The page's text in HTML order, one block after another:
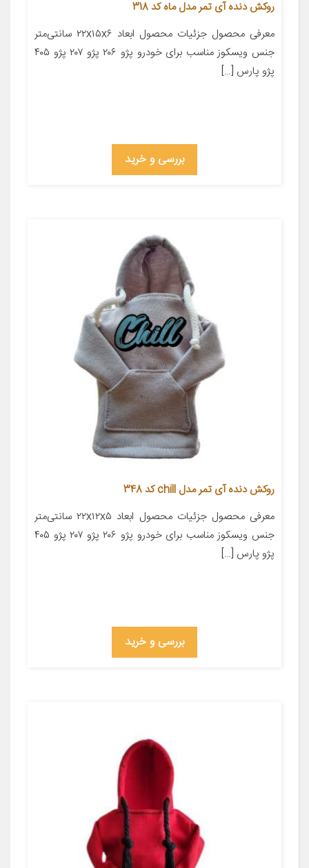
روکش دنده آی تمر مدل ماه کد 318
معرفی محصول جزئیات محصول ابعاد ۲۲x۱۵x۶ سانتی‌متر
جنس ویسکوز مناسب برای خودرو پژو ۲۰۶ پژو ۲۰۷ پژو ۴۰۵
پژو پارس […]
بررسی و خرید
روکش دنده آی تمر مدل chill کد 348
معرفی محصول جزئیات محصول ابعاد ۲۲x۱۲x۵ سانتی‌متر
جنس ویسکوز مناسب برای خودرو پژو ۲۰۶ پژو ۲۰۷ پژو ۴۰۵
پژو پارس […]
بررسی و خرید